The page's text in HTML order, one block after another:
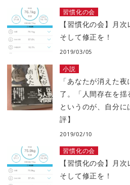
習慣化の会
【習慣化の会】月
そして修正を！
2019/03/05
小説
「あなたが消えた
了。「人間存在を揺
というのが、自分
評】
2019/02/10
習慣化の会
【習慣化の会】月
そして修正を！